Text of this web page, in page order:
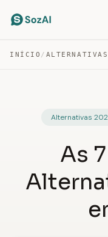
INÍCIO / ALTERNATIVAS
Alternativas
As